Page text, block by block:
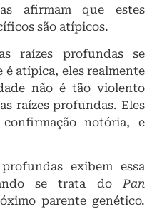
afirmam que estes
são atípicos.
raízes profundas se
é atípica, eles realmente
não é tão violento
raízes profundas. Eles
notória, e
exibem essa
se trata doPan
parente genético.